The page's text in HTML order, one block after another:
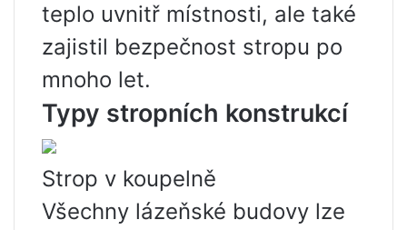
teplo uvnitř místnosti, ale také
zajistil bezpečnost stropu po
mnoho let.
Typy stropních konstrukcí
Strop v koupelně
Všechny lázeňské budovy lze